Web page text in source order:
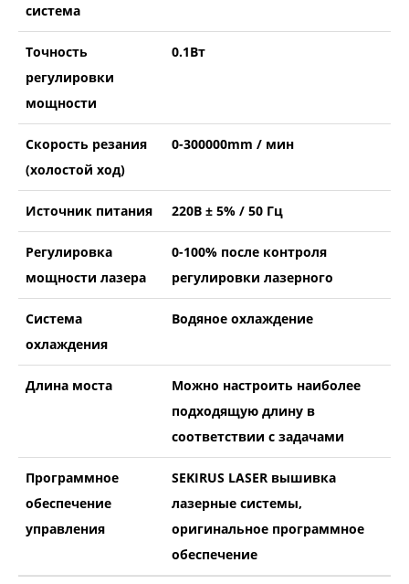
система
Точность
регулировки
мощности
0.1Вт
Скорость резания
(холостой ход)
0-300000mm / мин
Источник питания 220В ± 5% / 50 Гц
Регулировка
мощности лазера
0-100% после контроля
регулировки лазерного
Система
охлаждения
Водяное охлаждение
Длина моста
Можно настроить наиболее
подходящую длину в
соответствии с задачами
Программное
обеспечение
управления
SEKIRUS LASER вышивка
лазерные системы,
оригинальное программное
обеспечение